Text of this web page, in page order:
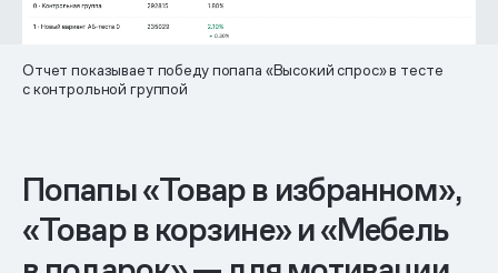
Отчет показывает победу попапа «Высокий спрос» в тесте
с контрольной группой
Попапы «Товар в избранном»,
«Товар в корзине» и «Мебель